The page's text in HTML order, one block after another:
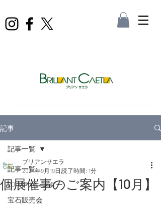
記事
記事一覧
2019年カレンダー
宝石販売会
記事一覧
個展催事のご案内【10月】
ブリアンサエラ
2024年9月19日 読了時間: 1分